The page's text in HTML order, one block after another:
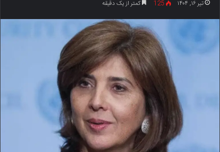
تیر ۱۶, ۱۴۰۴ 125 کمتر از یک دقیقه